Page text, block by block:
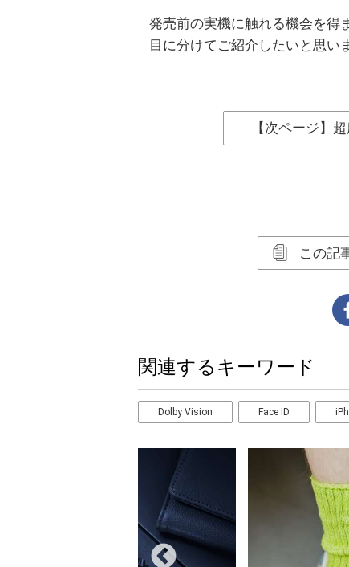
発売前の実機に触れる機会を得
目に分けてご紹介したいと思い
【次ページ】
この記
関連するキーワード
Dolby Vision Face ID